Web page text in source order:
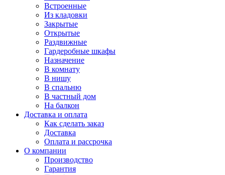
Встроенные
Из кладовки
Закрытые
Открытые
Раздвижные
Гардеробные шкафы
Назначение
В комнату
В нишу
В спальню
В частный дом
На балкон
Доставка и оплата
Как сделать заказ
Доставка
Оплата и рассрочка
О компании
Производство
Гарантия